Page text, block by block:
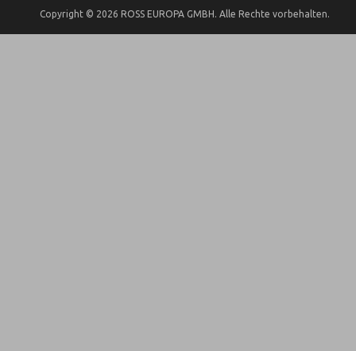
Copyright © 2026 ROSS EUROPA GMBH. Alle Rechte vorbehalten.